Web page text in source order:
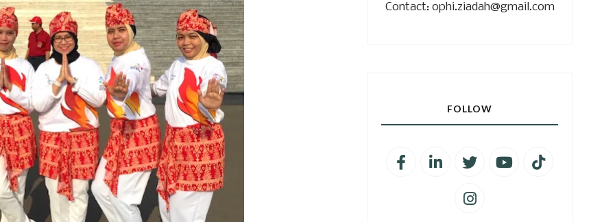
Contact: ophi.ziadah@gmail.com
FOLLOW